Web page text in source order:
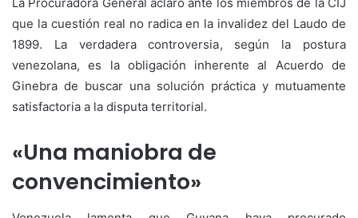
que la cuestión real no radica en la invalidez del Laudo de
1899. La verdadera controversia, según la postura
venezolana, es la obligación inherente al Acuerdo de
Ginebra de buscar una solución práctica y mutuamente
satisfactoria a la disputa territorial.
«Una maniobra de
convencimiento»